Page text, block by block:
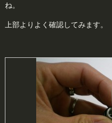
ね。
上部よりよく確認してみます。